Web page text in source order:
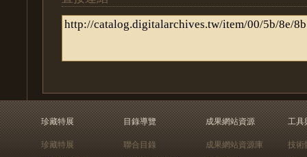
珍藏特展
珍藏特展
目錄導覽
聯合目錄
成果網站資源
成果網站資源庫
工具
技術